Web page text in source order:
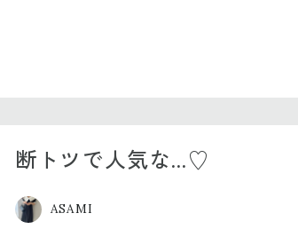
断トツで人気な…♡
ASAMI